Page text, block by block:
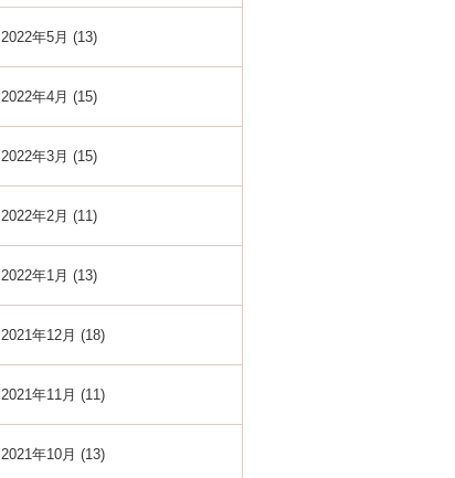
2022年5月 (13)
2022年4月 (15)
2022年3月 (15)
2022年2月 (11)
2022年1月 (13)
2021年12月 (18)
2021年11月 (11)
2021年10月 (13)